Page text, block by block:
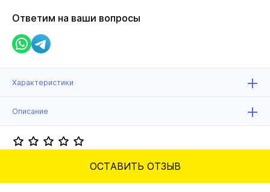
Ответим на ваши вопросы
Характеристики
Описание
ОСТАВИТЬ ОТЗЫВ